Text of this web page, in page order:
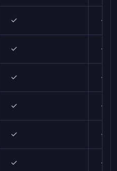
✓ ✓
✓ ✓
✓ ✓
✓ ✓
✓ ✓
✓ ✓